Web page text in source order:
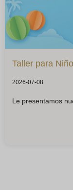
Taller para
2026-07-08
Le presentamos